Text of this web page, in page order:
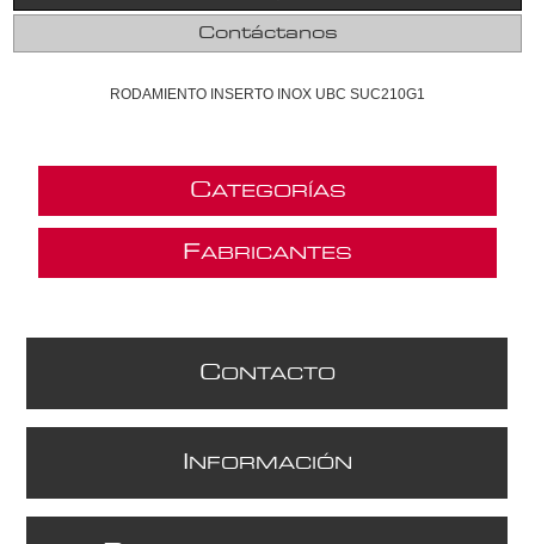
Contáctanos
RODAMIENTO INSERTO INOX UBC SUC210G1
CATEGORÍAS
FABRICANTES
CONTACTO
NFORMACIÓN